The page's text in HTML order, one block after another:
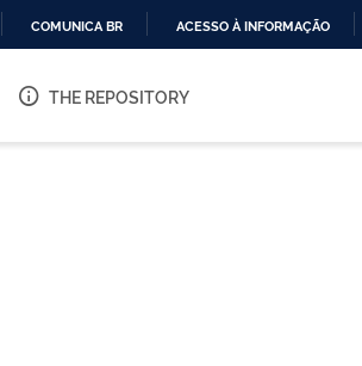
O
COMUNICA BR ACESSO À INFORMAÇÃO
THE REPOSITORY